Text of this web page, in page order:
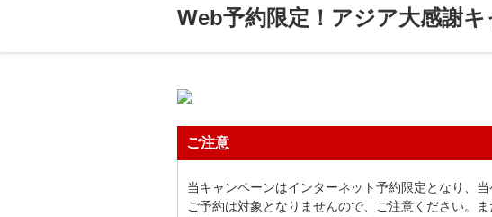
Web予約限定！アジア大感謝
ご注意
当キャンペーンはインターネット予約限定となり、
ご予約は対象となりませんので、ご注意ください。